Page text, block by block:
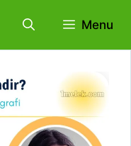
Menu